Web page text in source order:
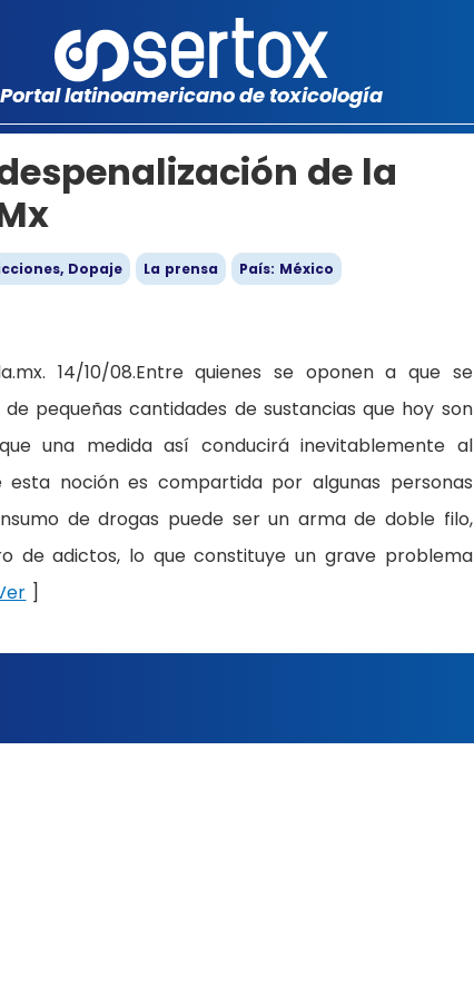
Portal latinoamericano de toxicología
de la
Dopaje La prensa País: México
14/10/08.Entre quienes se oponen a que se
pequeñas cantidades de sustancias que hoy son
una medida así conducirá inevitablemente al
esta noción es compartida por algunas personas
de drogas puede ser un arma de doble filo,
de adictos, lo que constituye un grave problema
]